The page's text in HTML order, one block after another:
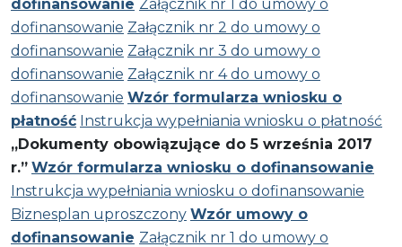
dofinansowanie Załącznik nr 1 do umowy o
dofinansowanie Załącznik nr 2 do umowy o
dofinansowanie Załącznik nr 3 do umowy o
dofinansowanie Załącznik nr 4 do umowy o
dofinansowanie Wzór formularza wniosku o
płatność Instrukcja wypełniania wniosku o płatność
„Dokumenty obowiązujące do 5 września 2017
r.” Wzór formularza wniosku o dofinansowanie
Instrukcja wypełniania wniosku o dofinansowanie
Biznesplan uproszczony Wzór umowy o
dofinansowanie Załącznik nr 1 do umowy o